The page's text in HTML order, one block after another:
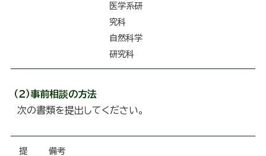
医学系研
究科
自然科学
研究科
（２）事前相談の方法
次の書類を提出してください。
提
備考